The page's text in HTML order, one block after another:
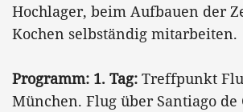
Hochlager, beim Aufbauen der
Kochen selbständig mitarbeiten.
Programm: 1. Tag: Treffpunkt
München. Flug über Santiago de